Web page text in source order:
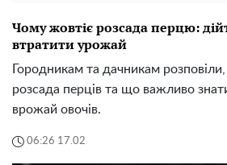
Чому жовтіє розсада перцю:
втратити урожай
Городникам та дачникам
розсада перців та що важливо
врожай овочів.
06:26 17.02